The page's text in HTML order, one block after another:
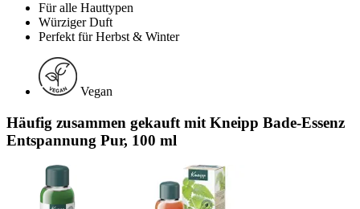
Für alle Hauttypen
Würziger Duft
Perfekt für Herbst & Winter
Vegan
Häufig zusammen gekauft mit Kneipp Bade-Essenz
Entspannung Pur, 100 ml